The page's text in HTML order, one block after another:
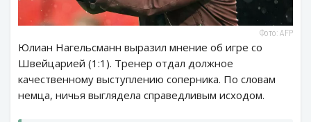
Фото: AFP
Юлиан Нагельсманн выразил мнение об игре со
Швейцарией (1:1). Тренер отдал должное
качественному выступлению соперника. По словам
немца, ничья выглядела справедливым исходом.